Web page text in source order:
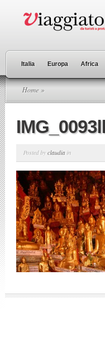
Italia Europa Africa
Home »
Posted byclaudia in